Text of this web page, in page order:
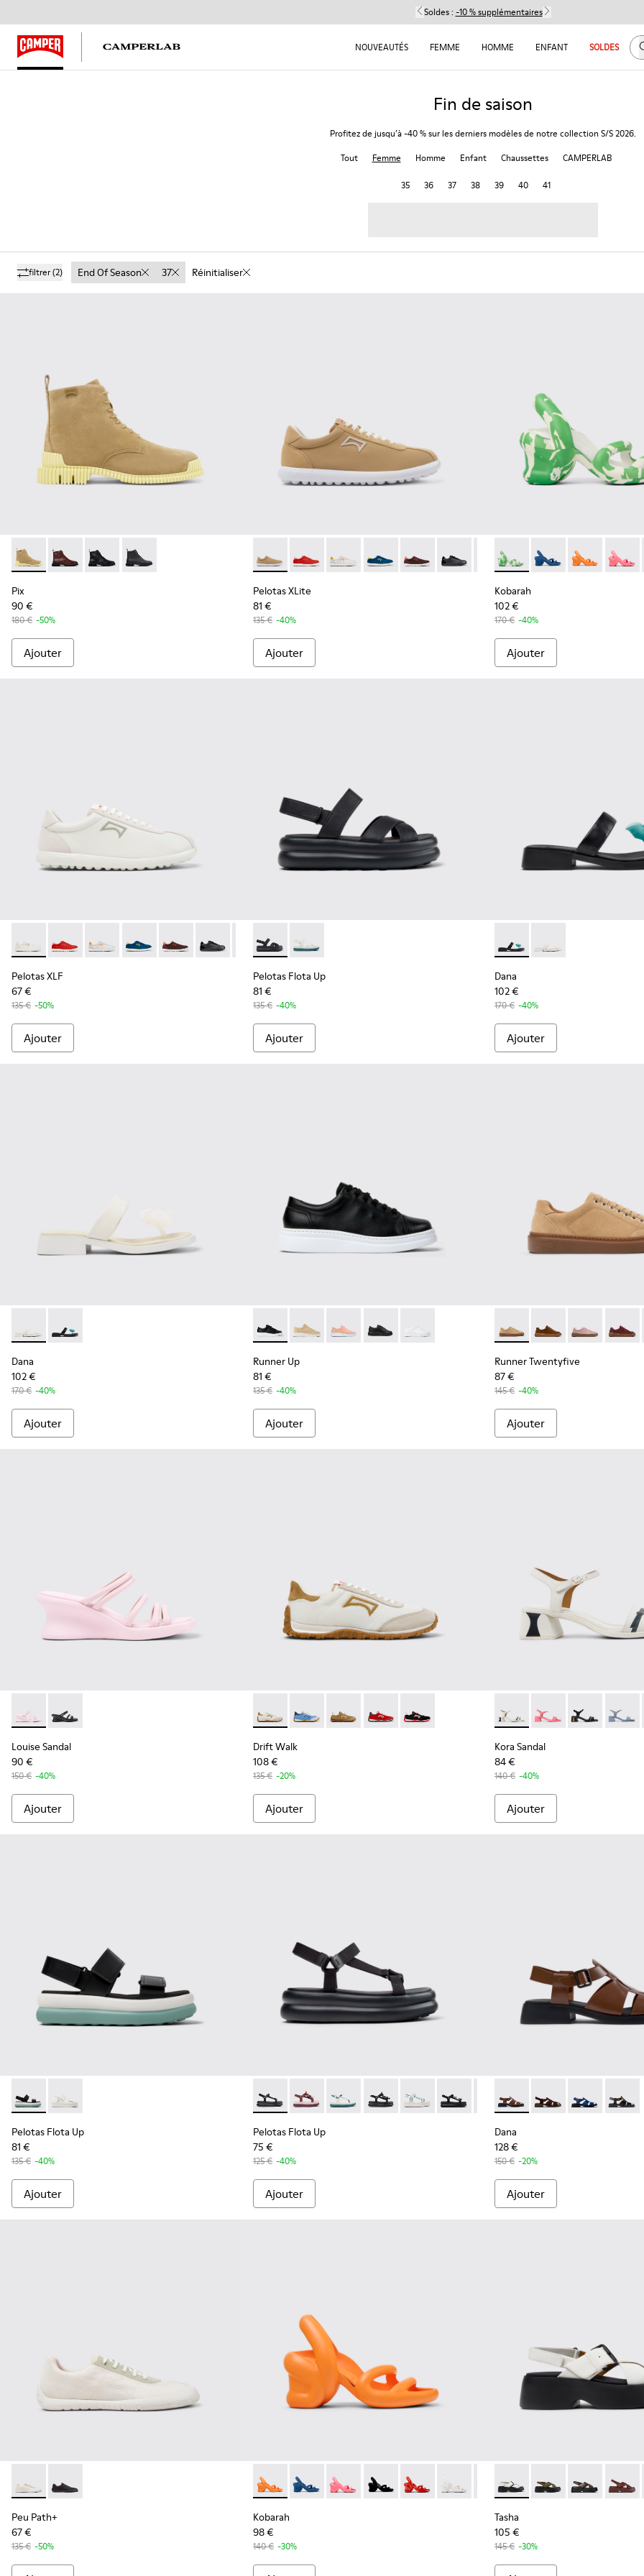
Soldes : -10 % supplémentaires
NOUVEAUTÉS FEMME HOMME ENFANT SOLDES
Fin de saison
Profitez de jusqu’à -40 % sur les derniers modèles de notre collection S/S 2026.
Tout
Femme Homme Enfant Chaussettes CAMPERLAB
35 36 37 38 39 40 41
filtrer(2) End Of Season 37 Réinitialiser
Pix - K400830-004 - Bottines en cuir suédé marron Pour femme.
Pix - K400830-006
Pix - K400830-005
Pix - K400830-001
Pix
90 €
180 € -50%
Ajouter
Pelotas XLite - K201759-003 - Baskets beiges pour femme en PET recyclé
Pelotas XLite - K201759-018
Pelotas XLite - K201759-017
Pelotas XLite - K201759-016
Pelotas XLite - K201759-010
Pelotas XLite - K201759-007
Pelotas XLite - K201759-006 -
Pelotas XLite
81 €
135 € -40%
Ajouter
Kobarah - K200155-032 -
Kobarah - K200155-
Kobarah -
Kobarah
102 €
170 € -40%
Ajouter
Pelotas XLF - K201759-006 - Baskets en cuir et nubuck blanches Pour femme.
Pelotas XLF - K201759-018
Pelotas XLF - K201759-017
Pelotas XLF - K201759-016
Pelotas XLF - K201759-010
Pelotas XLF - K201759-007
Pelotas XLF - K201759-003 - Baskets beiges pour femme en PET recyclé et
Pelotas XLF
67 €
135 € -50%
Ajouter
Pelotas Flota Up - K201863-001 - Sandales en cuir noir Pour femme.
Pelotas Flota Up - K201863-004
Pelotas Flota Up
81 €
135 € -40%
Ajouter
Dana - K201892-001 -
Dana - K201892-003
Dana
102 €
170 € -40%
Ajouter
Dana - K201892-003 - Sandales en cuir blanc Pour femme.
Dana - K201892-001 - Sandales en cuir noir Pour femme.
Dana
102 €
170 € -40%
Ajouter
Runner Up - K200508-043 - Baskets en cuir noir Pour femme.
Runner Up - K200508-056
Runner Up - K200508-055
Runner Up - K200508-042
Runner Up - K200508-041
Runner Up
81 €
135 € -40%
Ajouter
Runner Twentyfive -
Runner Twentyfive -
Runner
Runner Twentyfive
87 €
145 € -40%
Ajouter
Louise Sandal - K201938-003 - Sandales en cuir roses Pour femme.
Louise Sandal - K201938-001 - Sandales en cuir noires Pour femme.
Louise Sandal
90 €
150 € -40%
Ajouter
Drift Walk - K201886-001 - Baskets multicolores en textile et cuir nubuck
Drift Walk - K201886-008 - Baskets multicolores en textile et cuir
Drift Walk - K201886-006
Drift Walk - K201886-004
Drift Walk - K201886-003
Drift Walk
108 €
135 € -20%
Ajouter
Kora Sandal - K201914-003
Kora Sandal -Kora Sandal -
Kora
Kora Sandal
84 €
140 € -40%
Ajouter
Pelotas Flota Up - K201728-005 - Sandales en cuir noir pour femme.
Pelotas Flota Up - K201728-001
Pelotas Flota Up
81 €
135 € -40%
Ajouter
Pelotas Flota Up - K201726-001 - Sandales en textile noires Pour femme.
Pelotas Flota Up - K201726-014
Pelotas Flota Up - K201726-013
Pelotas Flota Up - K201726-012
Pelotas Flota Up - K201726-008 - Sandales en
Pelotas Flota Up - K201726-005
Pelotas Flota Up - K201726-003
Pelotas Flota Up
75 €
125 € -40%
Ajouter
Dana - K201489-010 -
Dana - K201489-012
Dana - Dana -
Dana
128 €
150 € -20%
Ajouter
Peu Path+ - K201889-001 - Baskets blanches en matériaux techniques recyclés Pour femme.
Peu Path+ - K201889-002
Peu Path+
67 €
135 € -50%
Kobarah - K200155-050 - Sandales orange Pour femme.
Kobarah - K200155-051
Kobarah - K200155-048 - Sandales roses Pour femme.
Kobarah - K200155-047
Kobarah - K200155-046
Kobarah - K200155-044
Kobarah - K200155-043
Kobarah - K200155-042
Kobarah -Kobarah -
Kobarah
98 €
140 € -30%
Tasha - K201860-005 -
Tasha - K201860-006
Tasha -Tasha
Tasha
105 €
145 € -30%